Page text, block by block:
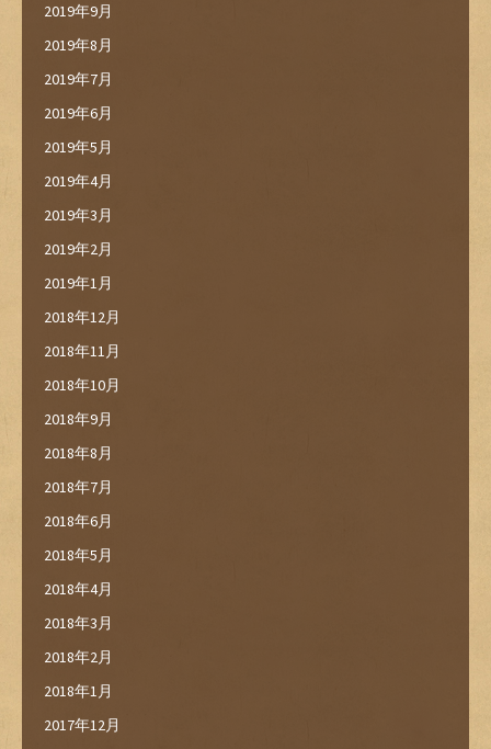
2019年9月
2019年8月
2019年7月
2019年6月
2019年5月
2019年4月
2019年3月
2019年2月
2019年1月
2018年12月
2018年11月
2018年10月
2018年9月
2018年8月
2018年7月
2018年6月
2018年5月
2018年4月
2018年3月
2018年2月
2018年1月
2017年12月